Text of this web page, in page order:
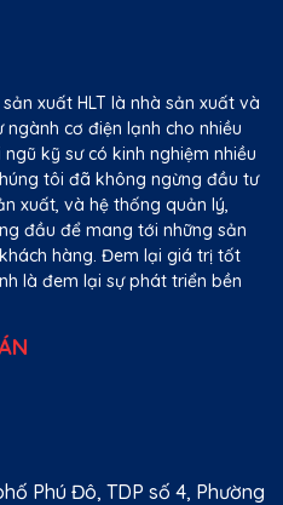
xuất HLT là nhà sản xuất và
cơ điện lạnh cho nhiều
kỹ sư có kinh nghiệm nhiều
tôi đã không ngừng đầu tư
xuất, và hệ thống quản lý,
đầu để mang tới những sản
hàng. Đem lại giá trị tốt
là đem lại sự phát triển bền
Phú Đô, TDP số 4, Phường